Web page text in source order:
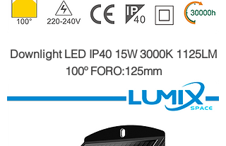
Downlight LED IP40 15W 3000K 1125LM
100º FORO:125mm